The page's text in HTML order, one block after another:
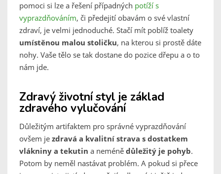
pomoci si lze a řešení případných potíží s
vyprazdňováním, či předejití obavám o své vlastní
zdraví, je velmi jednoduché. Stačí mít poblíž toalety
umístěnou malou stoličku, na kterou si prostě dáte
nohy. Vaše tělo se tak dostane do pozice dřepu a o to
nám jde.
Zdravý životní styl je základ
zdravého vylučování
Důležitým artifaktem pro správné vyprazdňování
ovšem je zdravá a kvalitní strava s dostatkem
vlákniny a tekutin a neméně důležitý je pohyb.
Potom by neměl nastávat problém. A pokud si přece